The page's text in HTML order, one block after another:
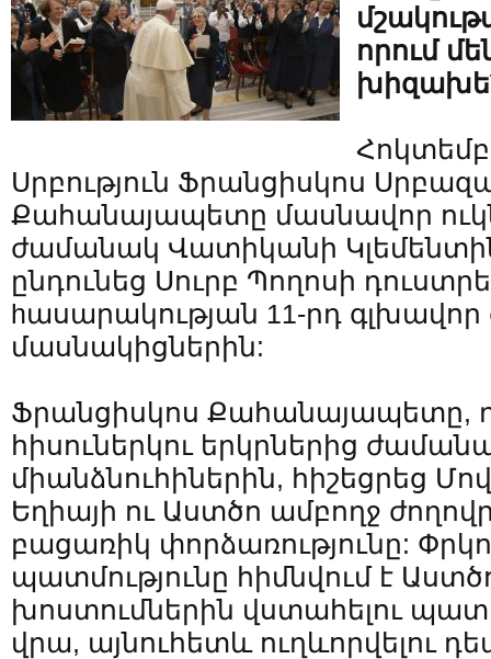
որում
Սրբություն Ֆրանցիսկոս
Քահանայապետը մասնավոր
ժամանակ Վատիկանի
ընդունեց Սուրբ Պողոսի
hասարակության 11-րդ գլխավոր
մասնակիցներին:
Ֆրանցիսկոս Քահանայապետը,
հիսուներկու երկրներից
միանձնուհիներին, հիշեցրեց
Եղիայի ու Աստծո ամբողջ
բացառիկ փորձառությունը:
պատմությունը հիմնվում է
խոստումներին վստահելու
վրա, այնուհետև ուղևորվելու